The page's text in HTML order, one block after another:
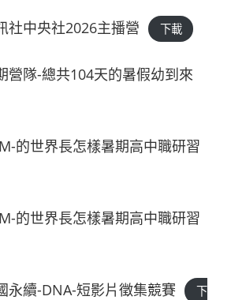
社中央社2026主播營 下載
營隊-總共104天的暑假幼到來
的世界長怎樣暑期高中職研習
的世界長怎樣暑期高中職研習
永續-DNA-短影片徵集競賽
下